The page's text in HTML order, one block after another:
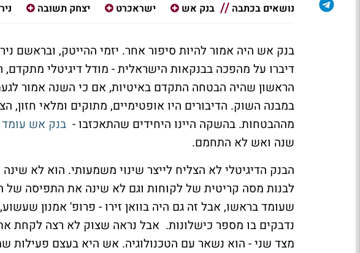
נושאים בכתבה
בנק אש ישראכרט יצחק תשובה
בנק אש היה אמור להיות סיפור אחר. יזמי ההייטק, ובראשם
דיברו על מהפכה בבנקאות הישראלית - מודל דיגיטלי מתקדם,
הראשון שהיה הבטחה התקדם באיטיות, אם כי השנה אמור לגעת
במבנה השוק. הדיבורים היו אופטימיים, מתוקים ומלאי חזון,
מההבטחות. בהשקה היינו היחידים שהתאכזבו - בנק אש עומד
שנה ואש לא התחמם.
הבנק הדיגיטלי לא הצליח לייצר שינוי משמעותי. הוא לא
לבנות מסה קריטית של לקוחות וגם לא שינה את התפיסה של
שעומד בראשו, אבל זה גם היה בוואן זירו - פרופ' אמנון
נדבקים בו מספר כישלונות. אבל נראה שצוק לא רצה לקחת
מצד שני - הוא נשאר עם הטכנולוגיה. אש היא בעצם פעילות